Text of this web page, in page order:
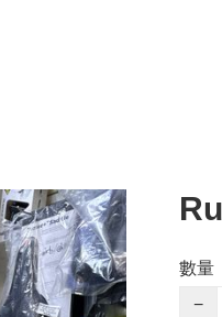
數量
−